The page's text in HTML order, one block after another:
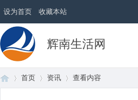
设为首页 收藏本站
辉南生活网
首页 资讯 查看内容